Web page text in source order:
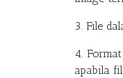
3. File
4.
apabila